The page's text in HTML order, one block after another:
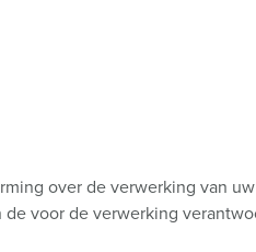
over de verwerking van
voor de verwerking